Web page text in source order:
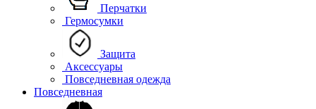
Перчатки
Гермосумки
Защита
Аксессуары
Повседневная одежда
Повседневная